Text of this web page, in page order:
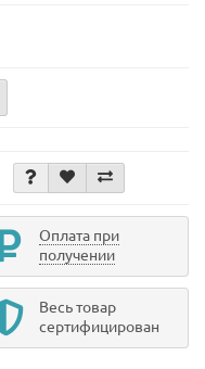
Оплата при
получении
Весь товар
сертифицирован